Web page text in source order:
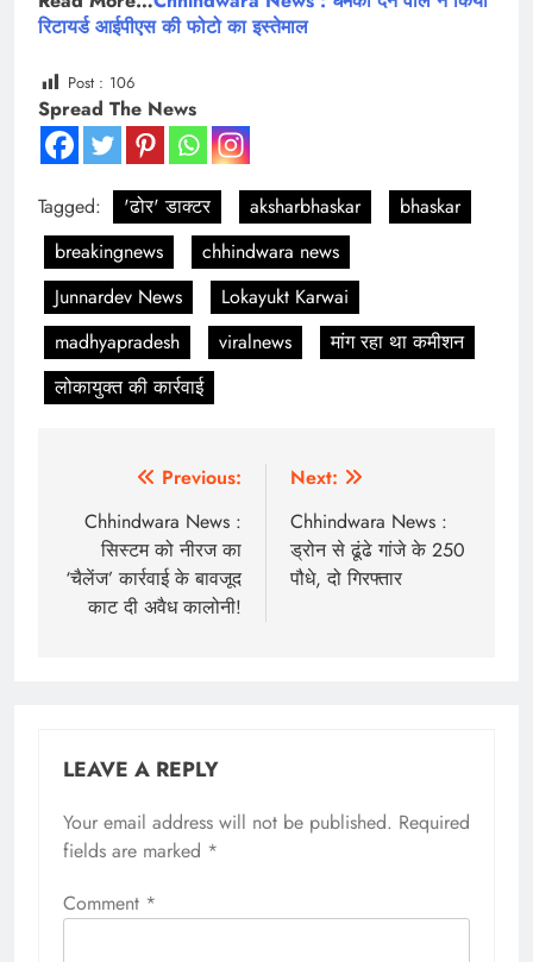
रिटायर्ड आईपीएस की फोटो का इस्तेमाल
Post : 106
Spread The News
Tagged: 'ढोर' डाक्टर aksharbhaskar
bhaskar
breakingnews
chhindwara news
Junnardev News
Lokayukt Karwai
madhyapradesh
viralnews
मांग रहा था कमीशन
लोकायुक्त की कार्रवाई
navigation
Previous:
Chhindwara News :
सिस्टम को नीरज का
‘चैलेंज’ कार्रवाई के बावजूद
काट दी अवैध कालोनी!
Next:
Chhindwara News :
ड्रोन से ढूंढे गांजे के 250
पौधे, दो गिरफ्तार
LEAVE A REPLY
Your email address will not be published. Required
fields are marked *
Comment *